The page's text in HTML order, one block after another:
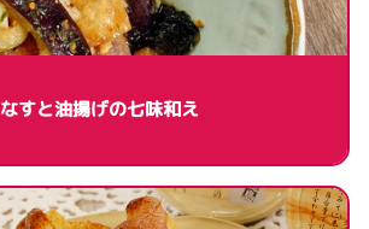
なすと油揚げの七味和え